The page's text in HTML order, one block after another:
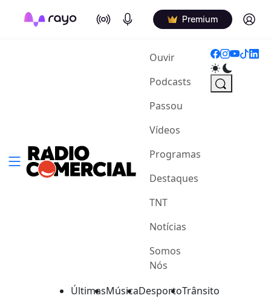
On Air Podcasts Premium Log in
Ouvir(current)
Podcasts
Passou
Vídeos
Programas
Destaques
TNT
Notícias
Somos
Nós
ÚltimasMúsicaDesportoTrânsito